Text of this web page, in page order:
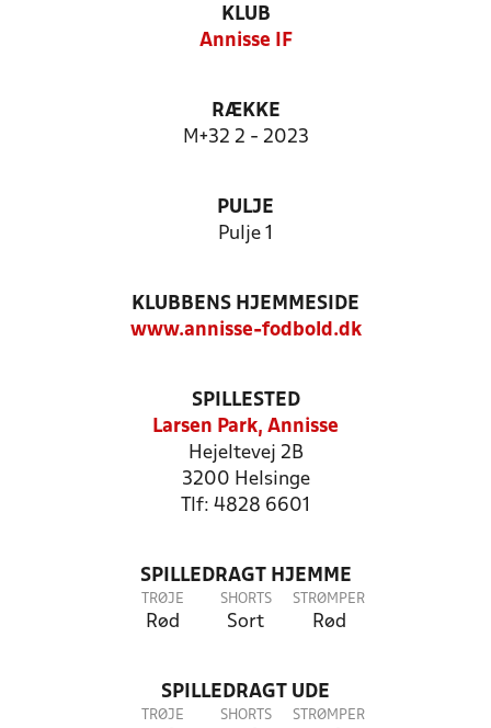
KLUB
Annisse IF
RÆKKE
M+32 2 - 2023
PULJE
Pulje 1
KLUBBENS HJEMMESIDE
www.annisse-fodbold.dk
SPILLESTED
Larsen Park, Annisse
Hejeltevej 2B
3200 Helsinge
Tlf: 4828 6601
SPILLEDRAGT HJEMME
TRØJE
Rød
SHORTS
Sort
STRØMPER
Rød
SPILLEDRAGT UDE
TRØJE SHORTS STRØMPER